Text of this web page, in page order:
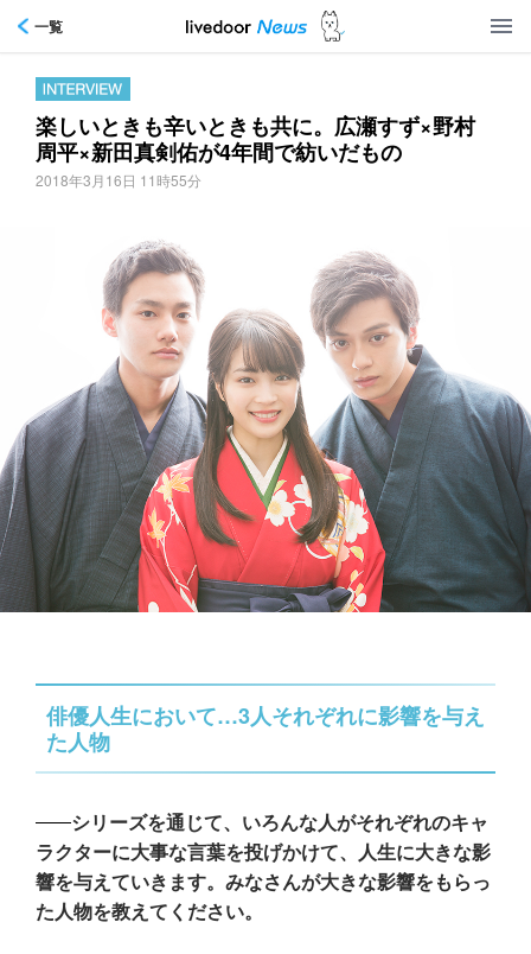
一覧
楽しいときも辛いときも共に。広瀬すず×野村
周平×新田真剣佑が4年間で紡いだもの
2018年3月16日 11時55分
俳優人生において…3人それぞれに影響を与え
た人物
シリーズを通じて、いろんな人がそれぞれのキャ
ラクターに大事な言葉を投げかけて、人生に大きな影
響を与えていきます。みなさんが大きな影響をもらっ
た人物を教えてください。